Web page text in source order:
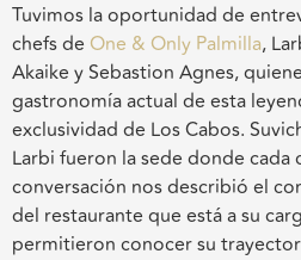
Tuvimos la oportunidad de
chefs de One & Only Palmilla,
Akaike y Sebastion Agnes,
gastronomía actual de esta
exclusividad de Los Cabos.
Larbi fueron la sede donde cada
conversación nos describió el
del restaurante que está a su
permitieron conocer su